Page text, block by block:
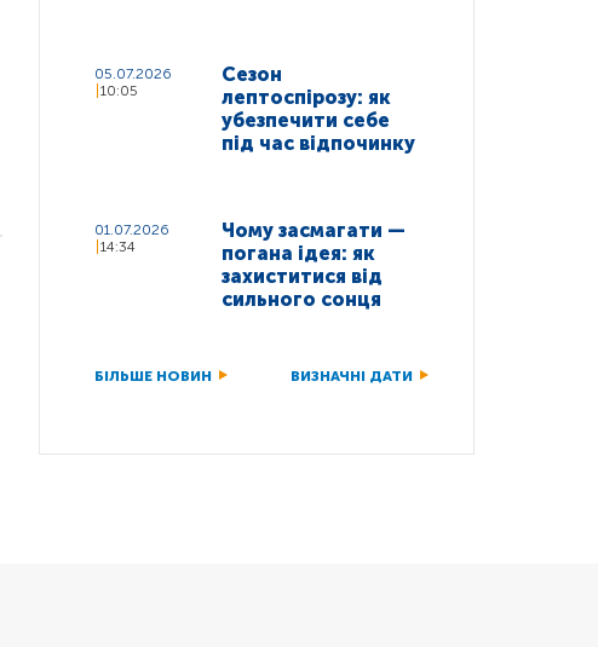
05.07.2026
10:05
Сезон
лептоспірозу: як
убезпечити себе
під час відпочинку
01.07.2026
14:34
Чому засмагати —
погана ідея: як
захиститися від
сильного сонця
БІЛЬШЕ НОВИН ВИЗНАЧНІ ДАТИ